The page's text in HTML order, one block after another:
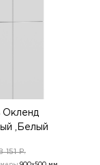
Окленд
,Белый
151 P.